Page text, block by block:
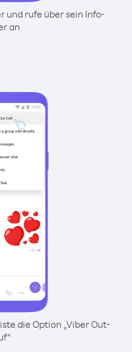
und rufe über sein Info-
an
die Option „Viber Out-